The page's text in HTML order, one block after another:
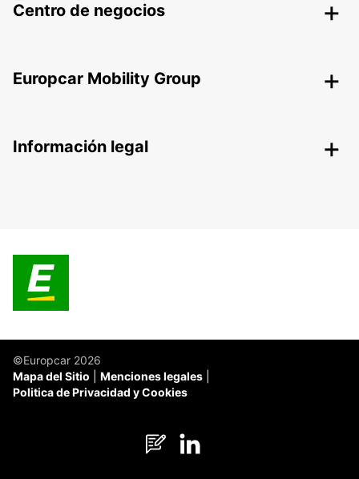
Centro de negocios
Europcar Mobility Group
Información legal
©Europcar 2026
Mapa del Sitio
Menciones legales
Politica de Privacidad y Cookies